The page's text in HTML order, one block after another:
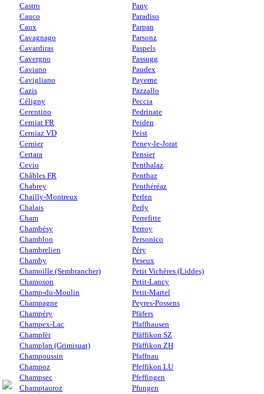
Castro
Cauco
Caux
Cavagnago
Cavardiras
Cavergno
Caviano
Cavigliano
Cazis
Céligny
Cerentino
Cerniat FR
Cerniaz VD
Cernier
Certara
Cevio
Châbles FR
Chabrey
Chailly-Montreux
Chalais
Cham
Chambésy
Chamblon
Chambrelien
Chamby
Chamoille (Sembrancher)
Chamoson
Champ-du-Moulin
Champagne
Champéry
Champex-Lac
Champfèr
Champlan (Grimisuat)
Champoussin
Champoz
Champsec
Champtauroz
Pany
Paradiso
Parpan
Parsonz
Paspels
Passugg
Paudex
Payerne
Pazzallo
Peccia
Pedrinate
Peiden
Peist
Peney-le-Jorat
Pensier
Penthalaz
Penthaz
Penthéréaz
Perlen
Perly
Perrefitte
Perroy
Personico
Péry
Peseux
Petit Vichères (Liddes)
Petit-Lancy
Petit-Martel
Peyres-Possens
Pfäfers
Pfaffhausen
Pfäffikon SZ
Pfäffikon ZH
Pfaffnau
Pfeffikon LU
Pfeffingen
Pfungen